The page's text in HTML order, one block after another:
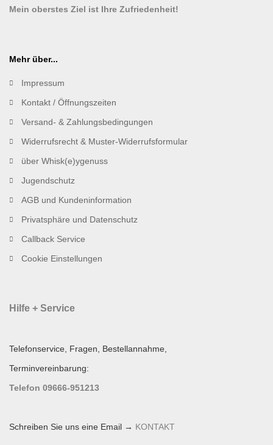
Mein oberstes Ziel ist Ihre Zufriedenheit!
Mehr über...
Impressum
Kontakt / Öffnungszeiten
Versand- & Zahlungsbedingungen
Widerrufsrecht & Muster-Widerrufsformular
über Whisk(e)ygenuss
Jugendschutz
AGB und Kundeninformation
Privatsphäre und Datenschutz
Callback Service
Cookie Einstellungen
Hilfe + Service
Telefonservice, Fragen, Bestellannahme,
Terminvereinbarung:
Telefon 09666-951213
Schreiben Sie uns eine Email → KONTAKT